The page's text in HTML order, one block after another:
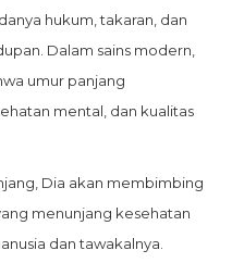
hukum, takaran, dan
Dalam sains modern,
umur panjang
mental, dan kualitas
Dia akan membimbing
menunjang kesehatan
dan tawakalnya.